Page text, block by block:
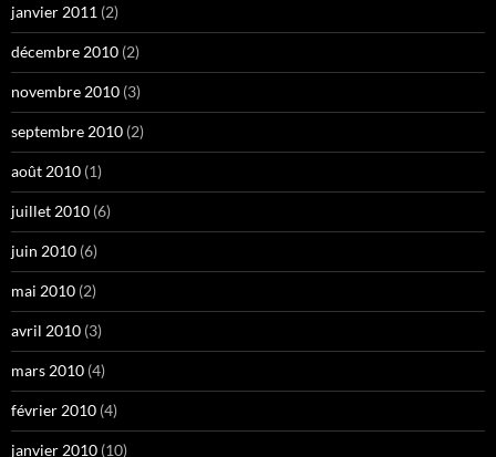
janvier 2011 (2)
décembre 2010 (2)
novembre 2010 (3)
septembre 2010 (2)
août 2010 (1)
juillet 2010 (6)
juin 2010 (6)
mai 2010 (2)
avril 2010 (3)
mars 2010 (4)
février 2010 (4)
janvier 2010 (10)